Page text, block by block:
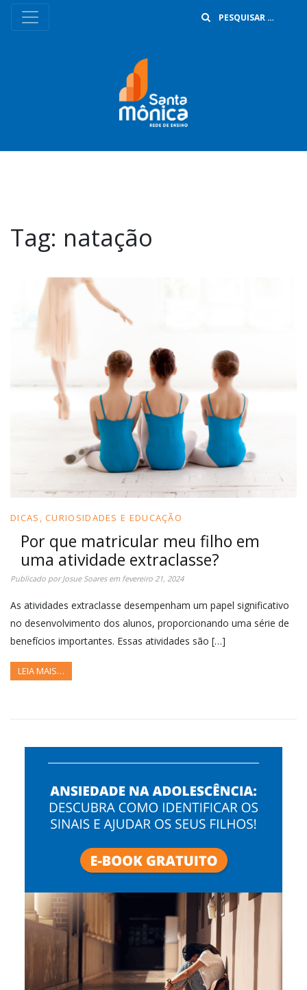
Tag: natação
DICAS, CURIOSIDADES E EDUCAÇÃO
Por que matricular meu filho em
uma atividade extraclasse?
Publicado porJosue Soaresem fevereiro 21, 2024
As atividades extraclasse desempenham um papel significativo
no desenvolvimento dos alunos, proporcionando uma série de
benefícios importantes. Essas atividades são […]
LEIA MAIS…